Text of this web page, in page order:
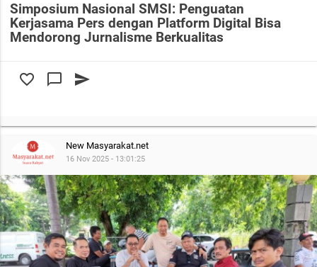
Simposium Nasional SMSI: Penguatan
Kerjasama Pers dengan Platform Digital Bisa
Mendorong Jurnalisme Berkualitas
favorite_border chat_bubble_outline send
New Masyarakat.net
16 Nov 2025 - 13:01:25